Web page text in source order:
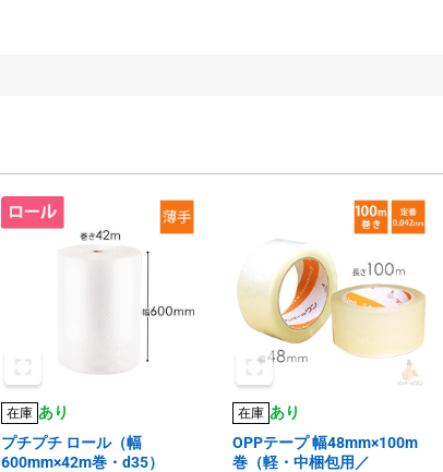
在庫 あり
プチプチ ロール（幅
600mm×42m巻・d35）
在庫 あり
OPPテープ 幅48mm×100m
巻（軽・中梱包用／